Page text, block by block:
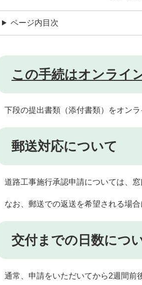
ページ内目次
この手続はオンライ
下段の提出書類（添付書類）をオンラ
郵送対応について
道路工事施行承認申請については、窓
なお、郵送での返送を希望される場合
交付までの日数につ
通常、申請をいただいてから2週間前